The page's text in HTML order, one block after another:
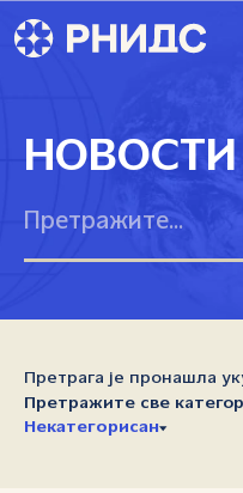
НОВОСТИ
Претрага је пронашла
Претражите све
Некатегорисан